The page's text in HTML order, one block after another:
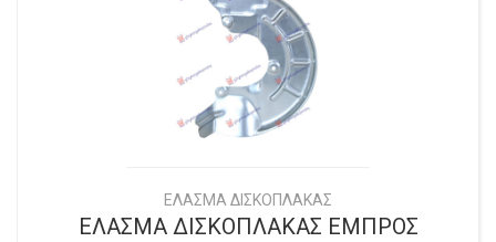
ΕΛΑΣΜΑ ΔΙΣΚΟΠΛΑΚΑΣ
ΕΛΑΣΜΑ ΔΙΣΚΟΠΛΑΚΑΣ ΕΜΠΡΟΣ